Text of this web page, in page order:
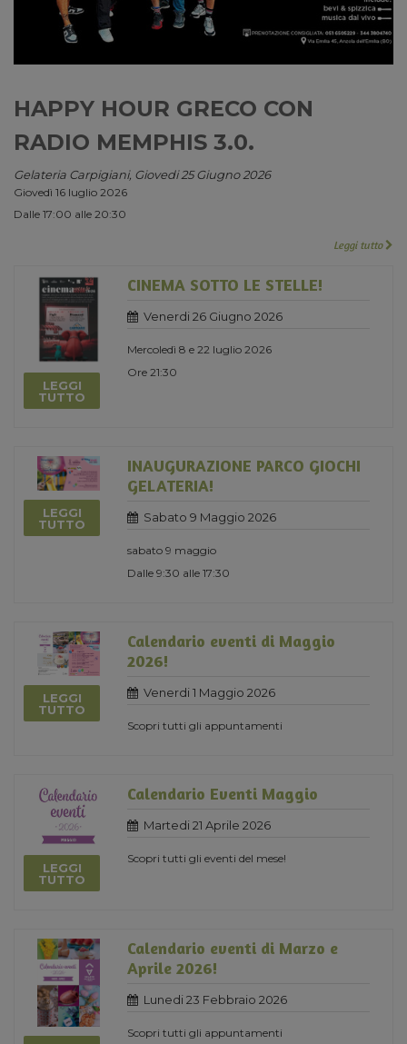
HAPPY HOUR GRECO CON
RADIO MEMPHIS 3.0.
Gelateria Carpigiani, Giovedi 25 Giugno 2026
Giovedì 16 luglio 2026
Dalle 17:00 alle 20:30
Leggi tutto
LEGGI
TUTTO
CINEMA SOTTO LE STELLE!
Venerdi 26 Giugno 2026
Mercoledì 8 e 22 luglio 2026
Ore 21:30
LEGGI
TUTTO
INAUGURAZIONE PARCO GIOCHI
GELATERIA!
Sabato 9 Maggio 2026
sabato 9 maggio
Dalle 9:30 alle 17:30
LEGGI
TUTTO
Calendario eventi di Maggio
2026!
Venerdi 1 Maggio 2026
Scopri tutti gli appuntamenti
LEGGI
TUTTO
Calendario Eventi Maggio
Martedi 21 Aprile 2026
Scopri tutti gli eventi del mese!
Calendario eventi di Marzo e
Aprile 2026!
Lunedi 23 Febbraio 2026
Scopri tutti gli appuntamenti